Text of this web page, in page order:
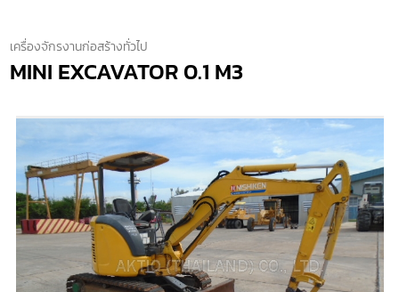
เครื่องจักรงานก่อสร้างทั่วไป
MINI EXCAVATOR 0.1 M3